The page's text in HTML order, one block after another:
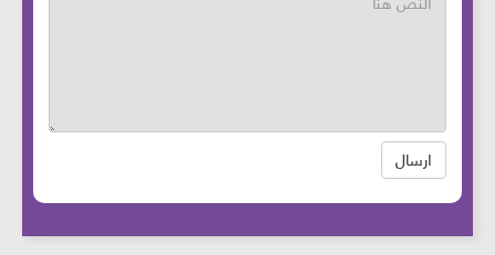
ارسال